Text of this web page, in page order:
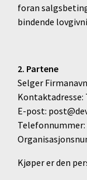
foran
bindende
2. Partene
Selger
Kontaktadresse:
E-post:
Kjøper er den